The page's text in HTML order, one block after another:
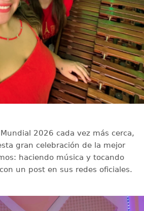
2026 cada vez más cerca,
gran celebración de la mejor
haciendo música y tocando
un post en sus redes oficiales.